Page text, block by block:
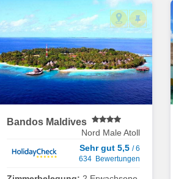
Bandos Maldives
Nord Male Atoll
Sehr gut 5,5/ 6
634 Bewertungen